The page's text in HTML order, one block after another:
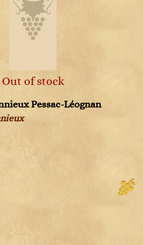
Out of stock
Pessac-Léognan